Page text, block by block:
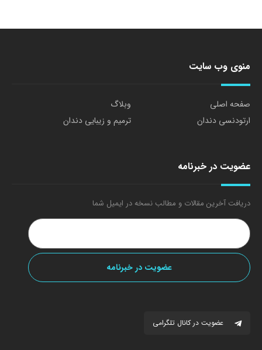
منوی وب سایت
صفحه اصلی
وبلاگ
ارتودنسی دندان
ترمیم و زیبایی دندان
عضویت در خبرنامه
دریافت آخرین مقالات و مطالب نسخه در ایمیل شما
عضویت در کانال تلگرامی